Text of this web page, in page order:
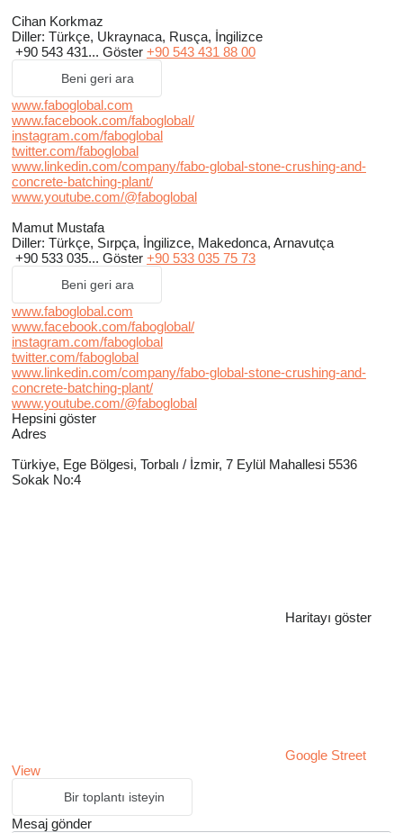
Cihan Korkmaz
Diller: Türkçe, Ukraynaca, Rusça, İngilizce
+90 543 431... Göster +90 543 431 88 00
Beni geri ara
www.faboglobal.com
www.facebook.com/faboglobal/
instagram.com/faboglobal
twitter.com/faboglobal
www.linkedin.com/company/fabo-global-stone-crushing-and-
concrete-batching-plant/
www.youtube.com/@faboglobal
Mamut Mustafa
Diller: Türkçe, Sırpça, İngilizce, Makedonca, Arnavutça
+90 533 035... Göster +90 533 035 75 73
Beni geri ara
www.faboglobal.com
www.facebook.com/faboglobal/
instagram.com/faboglobal
twitter.com/faboglobal
www.linkedin.com/company/fabo-global-stone-crushing-and-
concrete-batching-plant/
www.youtube.com/@faboglobal
Hepsini göster
Adres
Türkiye, Ege Bölgesi, Torbalı / İzmir, 7 Eylül Mahallesi 5536
Sokak No:4
Haritayı göster
Google Street
View
Bir toplantı isteyin
Mesaj gönder